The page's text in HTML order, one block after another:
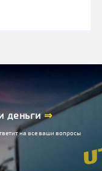
деньги⇒
на все ваши вопросы